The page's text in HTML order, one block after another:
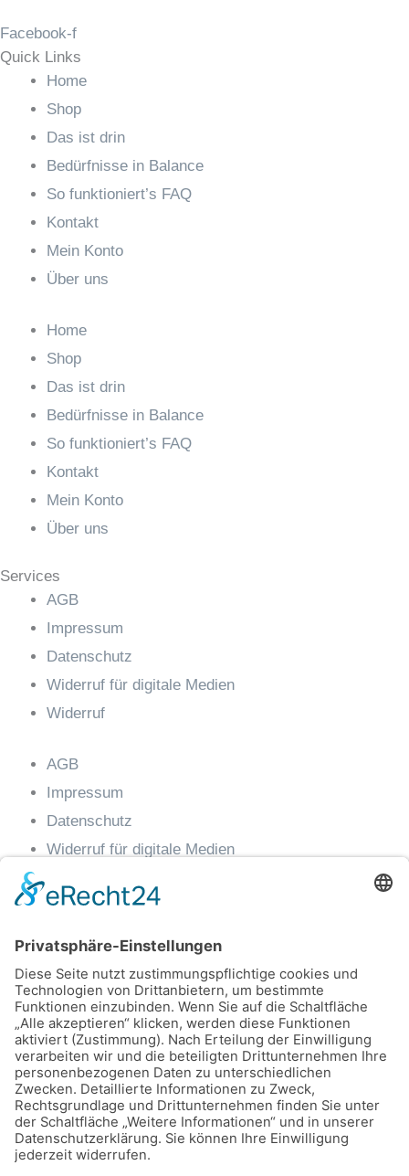
Facebook-f
Quick Links
Home
Shop
Das ist drin
Bedürfnisse in Balance
So funktioniert’s FAQ
Kontakt
Mein Konto
Über uns
Home
Shop
Das ist drin
Bedürfnisse in Balance
So funktioniert’s FAQ
Kontakt
Mein Konto
Über uns
Services
AGB
Impressum
Datenschutz
Widerruf für digitale Medien
Widerruf
AGB
Impressum
Datenschutz
Widerruf für digitale Medien
EMail: info@gourmetexpress.tirol
Tel: 0699-12013600
Büro Erreichbarkeit: Montag bis Donnerstag von
09:00 bis 14:00 Uhr
Lager: Feldstraße 11, 6020 Innsbruck
© 2026 All Rights Reserved.